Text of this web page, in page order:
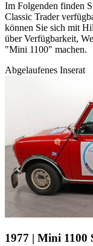
Im Folgenden finden
Classic Trader
können Sie sich mit
über Verfügbarkeit,
"Mini 1100" machen.
Abgelaufenes Inserat
1977 | Mini 1100